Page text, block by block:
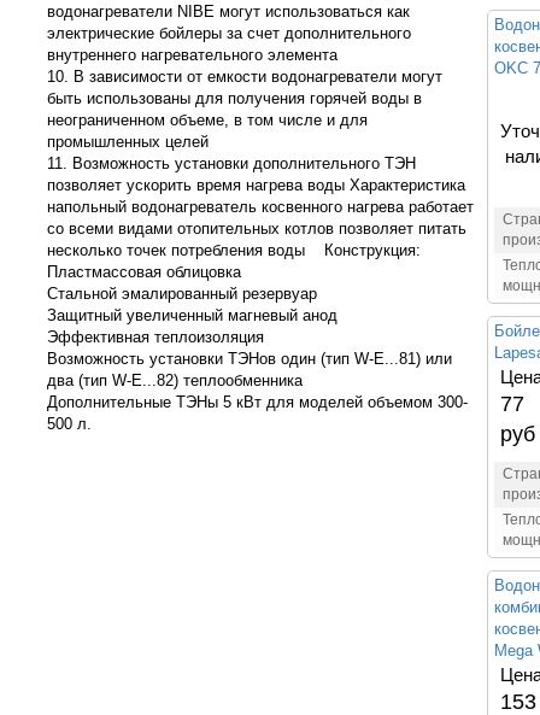
водонагреватели NIBE могут использоваться как
электрические бойлеры за счет дополнительного
внутреннего нагревательного элемента
10. В зависимости от емкости водонагреватели могут
быть использованы для получения горячей воды в
неограниченном объеме, в том числе и для
промышленных целей
11. Возможность установки дополнительного ТЭН
позволяет ускорить время нагрева воды Характеристика
напольный водонагреватель косвенного нагрева работает
со всеми видами отопительных котлов позволяет питать
несколько точек потребления воды Конструкция:
Пластмассовая облицовка
Стальной эмалированный резервуар
Защитный увеличенный магневый анод
Эффективная теплоизоляция
Возможность установки ТЭНов один (тип W-E...81) или
два (тип W-E...82) теплообменника
Дополнительные ТЭНы 5 кВт для моделей объемом 300-
500 л.
OKC
77
руб
Mega
153